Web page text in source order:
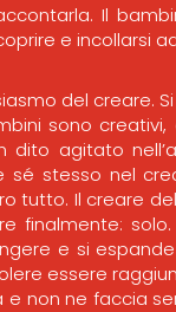
Il
e incollarsi
del creare.
sono creativi,
agitato
stesso nel
tutto. Il creare
finalmente:
e si
essere
non ne faccia